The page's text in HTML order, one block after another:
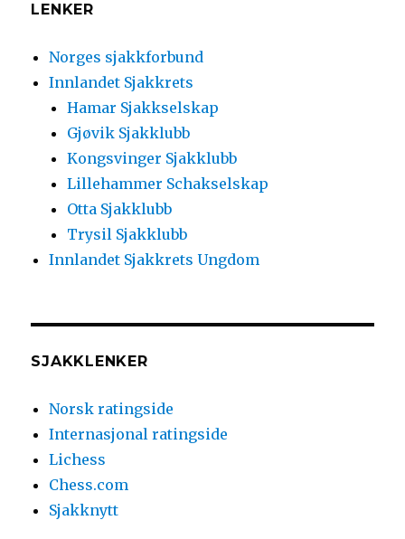
LENKER
Norges sjakkforbund
Innlandet Sjakkrets
Hamar Sjakkselskap
Gjøvik Sjakklubb
Kongsvinger Sjakklubb
Lillehammer Schakselskap
Otta Sjakklubb
Trysil Sjakklubb
Innlandet Sjakkrets Ungdom
SJAKKLENKER
Norsk ratingside
Internasjonal ratingside
Lichess
Chess.com
Sjakknytt